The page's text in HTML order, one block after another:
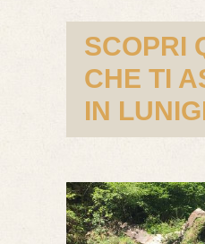
SCOPRI
CHE TI
IN